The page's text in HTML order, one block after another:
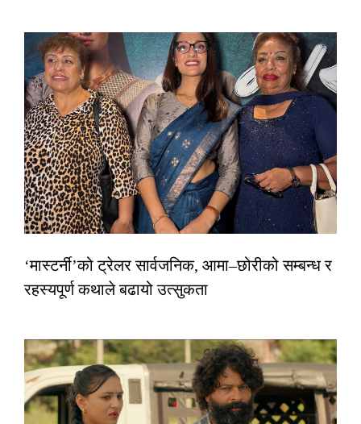
‘मास्टर्नी’को ट्रेलर सार्वजनिक, आमा–छोरीको सम्बन्ध र
रहस्यपूर्ण कथाले बढायो उत्सुकता